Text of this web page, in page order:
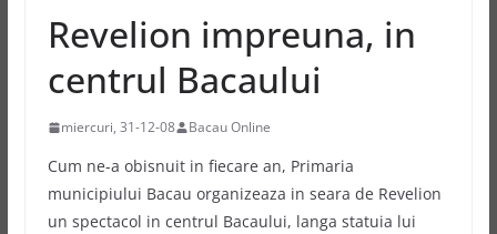
Revelion impreuna, in
centrul Bacaului
miercuri, 31-12-08 Bacau Online
Cum ne-a obisnuit in fiecare an, Primaria
municipiului Bacau organizeaza in seara de Revelion
un spectacol in centrul Bacaului, langa statuia lui